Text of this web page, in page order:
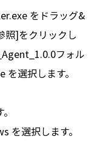
をドラッグ&
照]をクリックし
フォル
選択します。
を選択します。